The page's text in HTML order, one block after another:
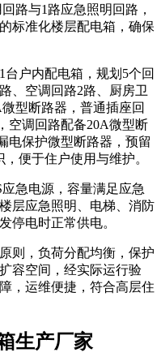
路与1路应急照明回路，
标准化楼层配电箱，确保
户内配电箱，规划5个回
、空调回路2路、厨房卫
型断路器，普通插座回
空调回路配备20A微型断
电保护微型断路器，预留
便于住户使用与维护。
急电源，容量满足应急
层应急照明、电梯、消防
停电时正常供电。
则，负荷分配均衡，保护
容空间，经实际运行验
，运维便捷，符合高层住